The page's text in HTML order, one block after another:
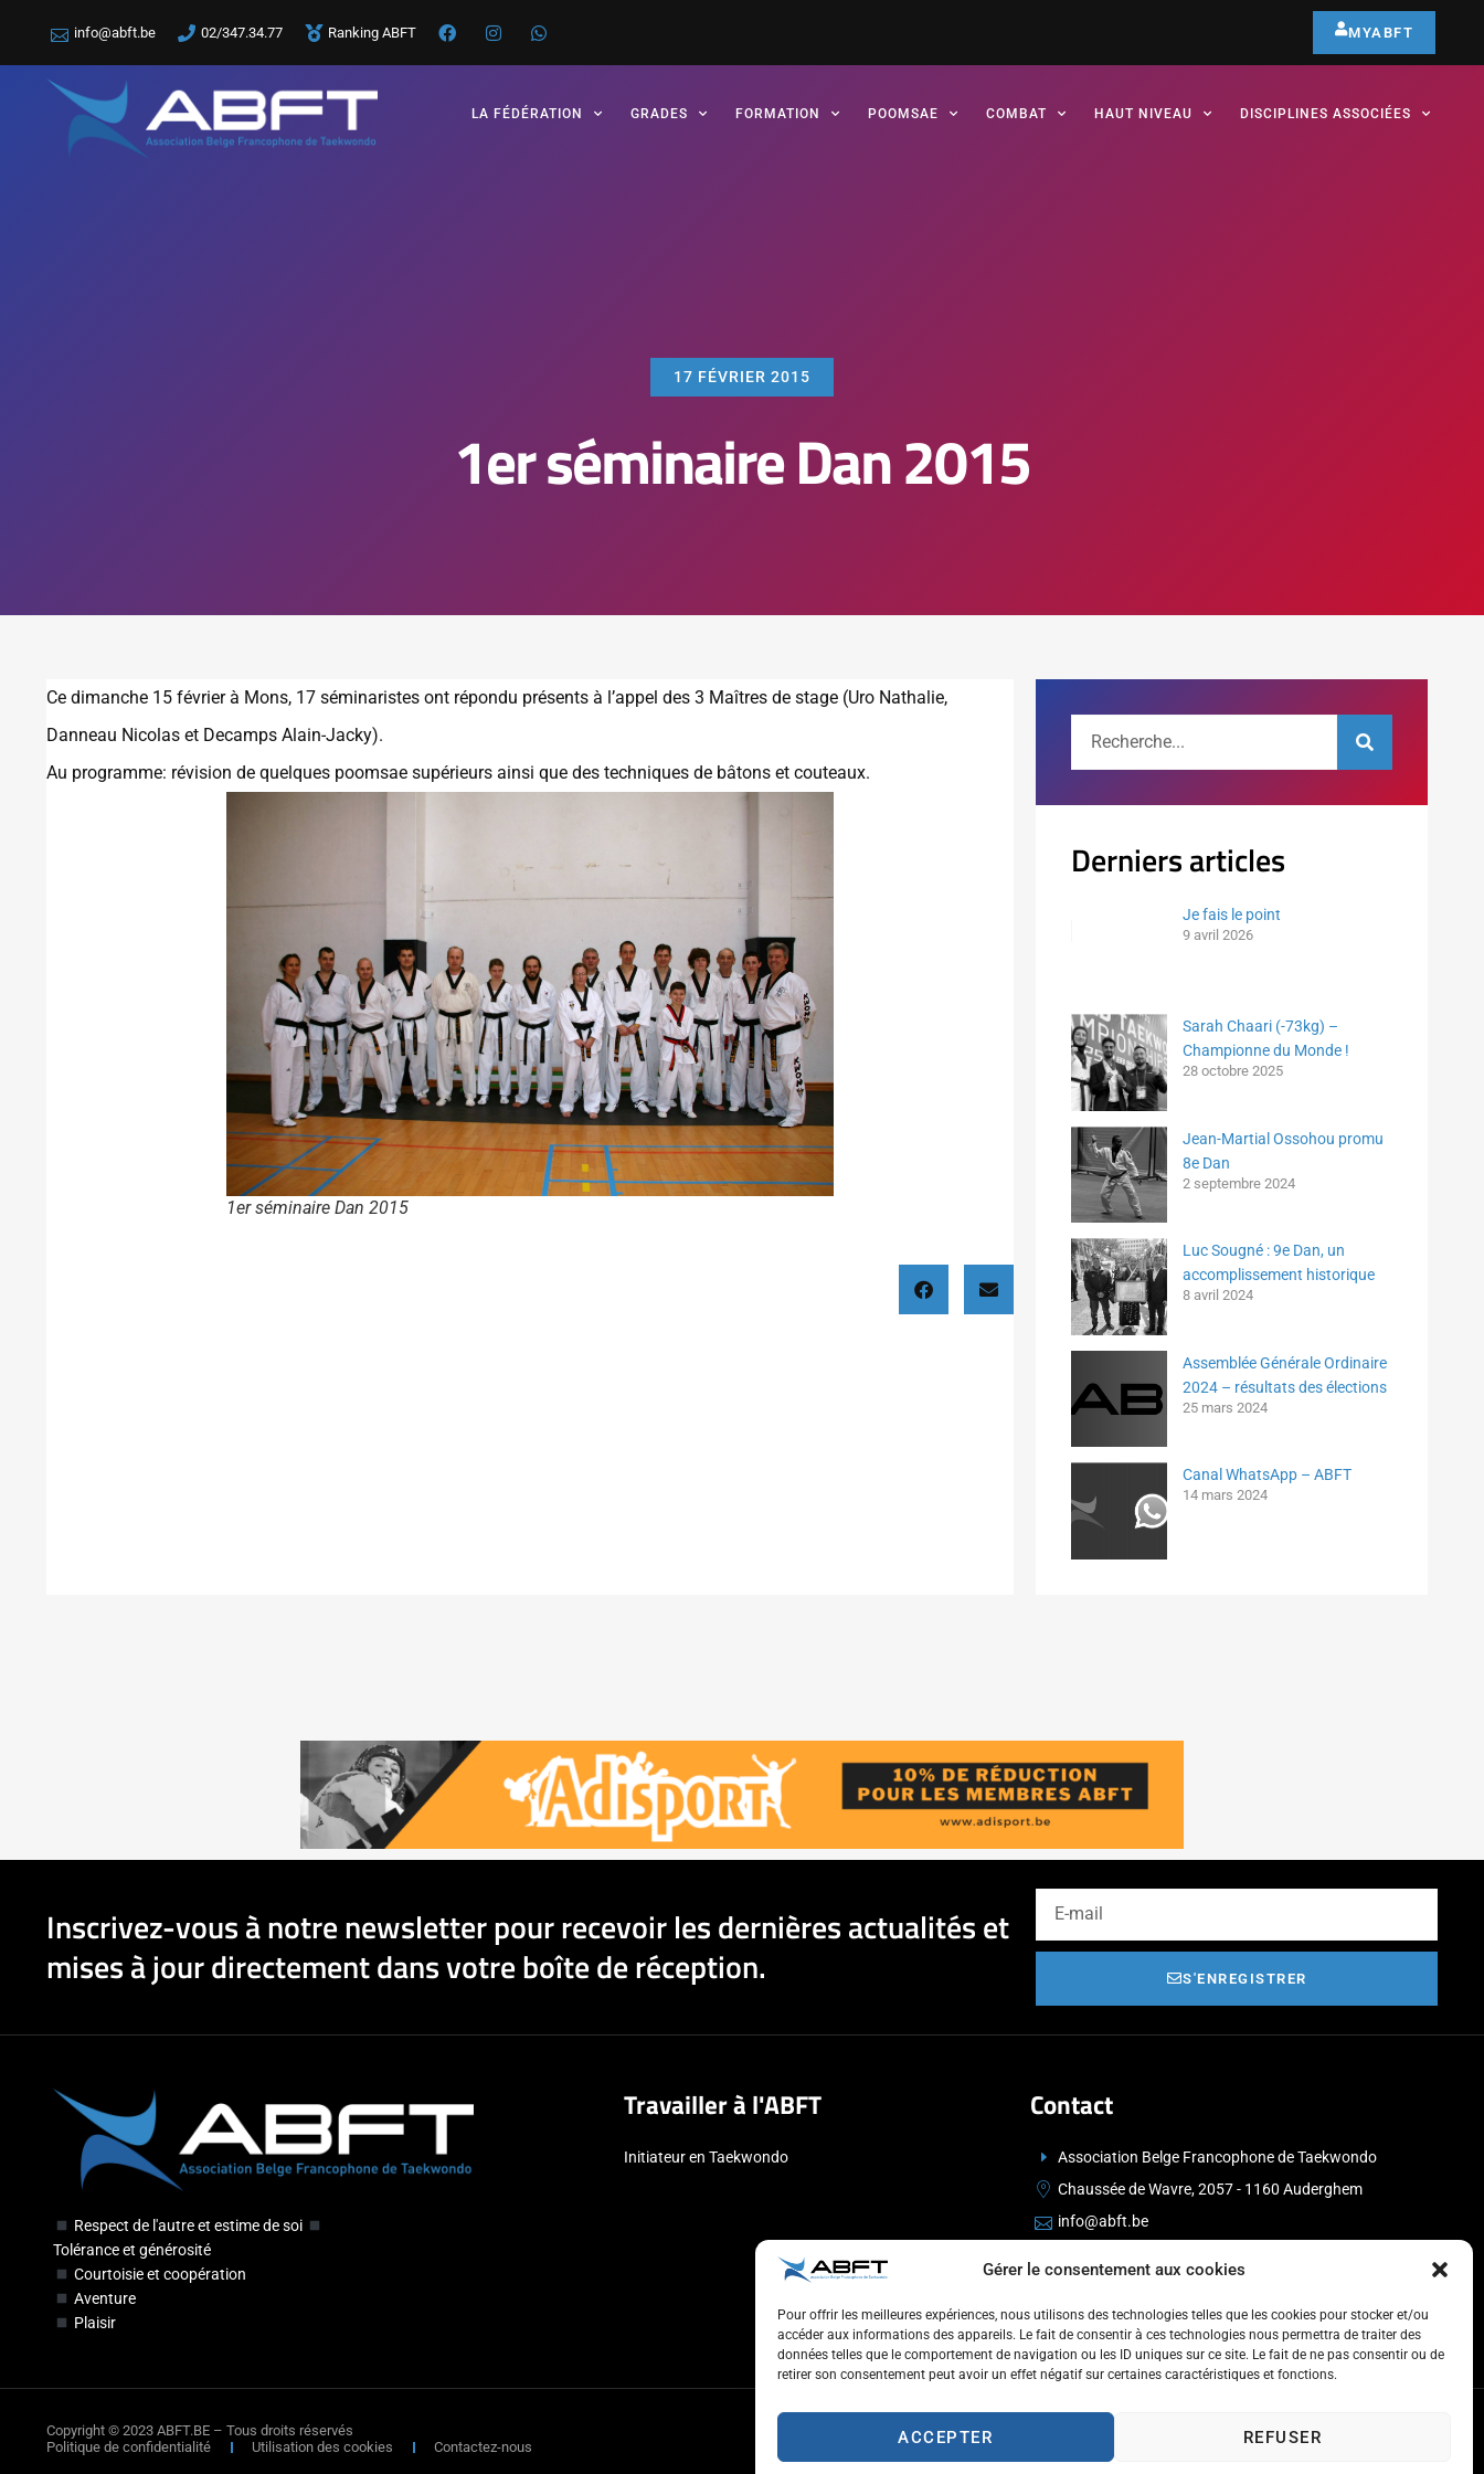
Gérer le consentement aux cookies
Pour offrir les meilleures expériences, nous utilisons des technologies telles que les cookies pour stocker et/ou
accéder aux informations des appareils. Le fait de consentir à ces technologies nous permettra de traiter des
données telles que le comportement de navigation ou les ID uniques sur ce site. Le fait de ne pas consentir ou de
retirer son consentement peut avoir un effet négatif sur certaines caractéristiques et fonctions.
ACCEPTER REFUSER
info@abft.be 02/347.34.77 Ranking ABFT MYABFT
LA FÉDÉRATION GRADES FORMATION POOMSAE COMBAT HAUT NIVEAU DISCIPLINES ASSOCIÉES
17 FÉVRIER 2015
1er séminaire Dan 2015
Ce dimanche 15 février à Mons, 17 séminaristes ont répondu présents à l’appel des 3 Maîtres de stage (Uro Nathalie,
Danneau Nicolas et Decamps Alain-Jacky).
Au programme: révision de quelques poomsae supérieurs ainsi que des techniques de bâtons et couteaux.
1er séminaire Dan 2015
Derniers articles
Je fais le point
9 avril 2026
Sarah Chaari (-73kg) –
Championne du Monde !
28 octobre 2025
Jean-Martial Ossohou promu
8e Dan
2 septembre 2024
Luc Sougné : 9e Dan, un
accomplissement historique
8 avril 2024
Assemblée Générale Ordinaire
2024 – résultats des élections
25 mars 2024
Canal WhatsApp – ABFT
14 mars 2024
Inscrivez-vous à notre newsletter pour recevoir les dernières actualités et
mises à jour directement dans votre boîte de réception.
S'ENREGISTRER
Respect de l'autre et estime de soi
Tolérance et générosité
Courtoisie et coopération
Aventure
Plaisir
Travailler à l'ABFT
Initiateur en Taekwondo
Contact
Association Belge Francophone de Taekwondo
Chaussée de Wavre, 2057 - 1160 Auderghem
info@abft.be
Copyright © 2023 ABFT.BE – Tous droits réservés
Politique de confidentialité
Utilisation des cookies Contactez-nous